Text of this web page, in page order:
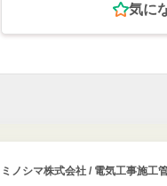
気に
ミノシマ株式会社/ 電気工事施工